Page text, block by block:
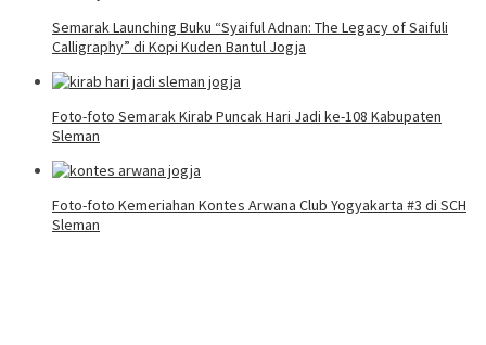
Semarak Launching Buku “Syaiful Adnan: The Legacy of Saifuli
Calligraphy” di Kopi Kuden Bantul Jogja
Foto-foto Semarak Kirab Puncak Hari Jadi ke-108 Kabupaten
Sleman
Foto-foto Kemeriahan Kontes Arwana Club Yogyakarta #3 di SCH
Sleman